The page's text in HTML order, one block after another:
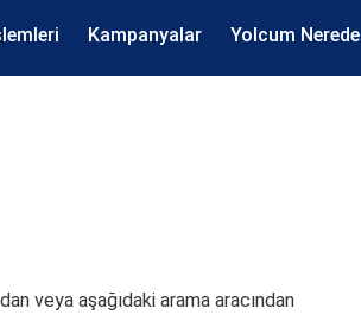
Kampanyalar Yolcum Nerede
veya aşağıdaki arama aracından